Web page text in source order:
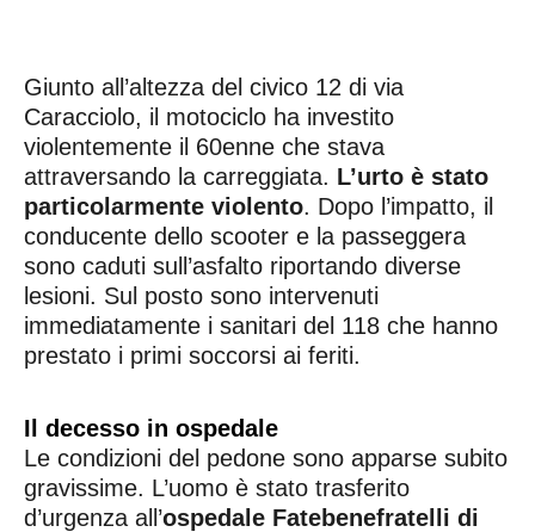
Giunto all’altezza del civico 12 di via
Caracciolo, il motociclo ha investito
violentemente il 60enne che stava
attraversando la carreggiata. L’urto è stato
particolarmente violento. Dopo l’impatto, il
conducente dello scooter e la passeggera
sono caduti sull’asfalto riportando diverse
lesioni. Sul posto sono intervenuti
immediatamente i sanitari del 118 che hanno
prestato i primi soccorsi ai feriti.
Il decesso in ospedale
Le condizioni del pedone sono apparse subito
gravissime. L’uomo è stato trasferito
d’urgenza all’ospedale Fatebenefratelli di